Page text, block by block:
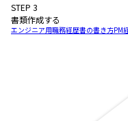
STEP 3
書類作成する
エンジニア用職務経歴書の書き方PM